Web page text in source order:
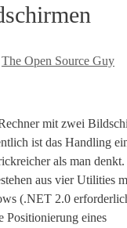
The Open Source Guy
mit zwei
ist das Handling
als man
aus vier Utilities
(.NET 2.0
Positionierung eines